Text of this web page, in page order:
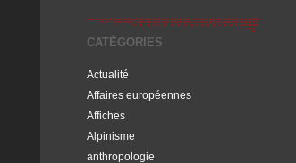
CATÉGORIES
Actualité
Affaires européennes
Affiches
Alpinisme
anthropologie